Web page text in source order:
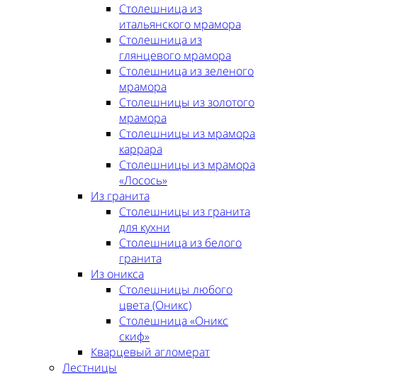
Столешница из
итальянского мрамора
Столешница из
глянцевого мрамора
Столешница из зеленого
мрамора
Столешницы из золотого
мрамора
Столешницы из мрамора
каррара
Столешницы из мрамора
«Лосось»
Из гранита
Столешницы из гранита
для кухни
Столешница из белого
гранита
Из оникса
Столешницы любого
цвета (Оникс)
Столешница «Оникс
скиф»
Кварцевый агломерат
Лестницы